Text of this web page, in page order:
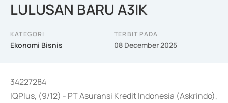
LULUSAN BARU A3IK
KATEGORI
Ekonomi Bisnis
TERBIT PADA
08 December 2025
34227284
IQPlus, (9/12) - PT Asuransi Kredit Indonesia (Askrindo),